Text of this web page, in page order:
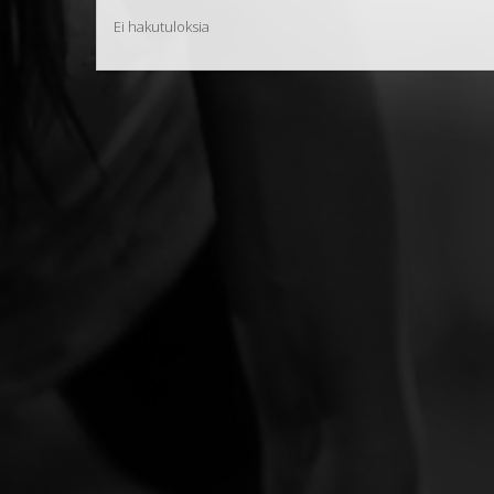
Ei hakutuloksia